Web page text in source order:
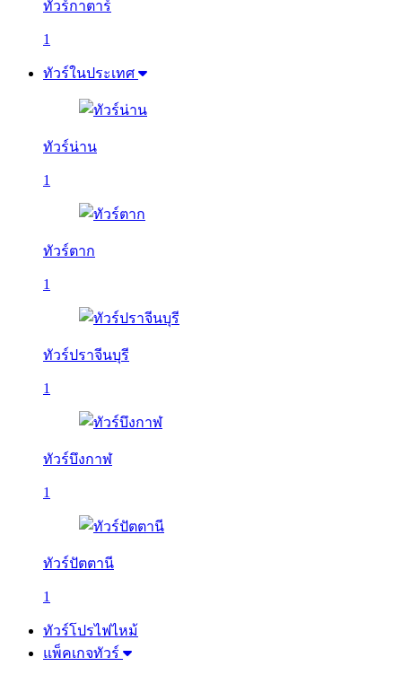
ทัวร์กาตาร์
1
ทัวร์ในประเทศ
ทัวร์น่าน
1
ทัวร์ตาก
1
ทัวร์ปราจีนบุรี
1
ทัวร์บึงกาฬ
1
ทัวร์ปัตตานี
1
ทัวร์โปรไฟไหม้
แพ็คเกจทัวร์